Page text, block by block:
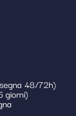
48/72h)